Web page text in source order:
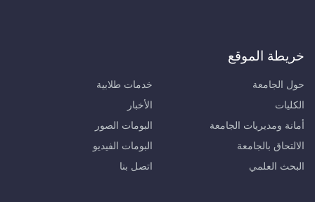
خريطة الموقع
حول الجامعة
الكليات
أمانة ومديريات الجامعة
الالتحاق بالجامعة
البحث العلمي
خدمات طلابية
الأخبار
البومات الصور
البومات الفيديو
اتصل بنا